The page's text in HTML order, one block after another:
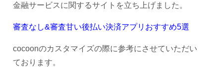
金融サービスに関するサイトを立ち上げました。
審査なし&審査甘い後払い決済アプリおすすめ5選
cocoonのカスタマイズの際に参考にさせていただい
ております。